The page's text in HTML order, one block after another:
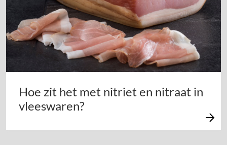
Hoe zit het met nitriet en nitraat in
vleeswaren?